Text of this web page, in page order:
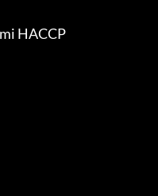
HACCP